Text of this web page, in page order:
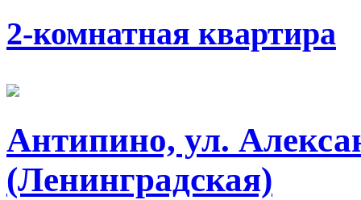
2-комнатная квартира
Антипино, ул.
(Ленинградская)